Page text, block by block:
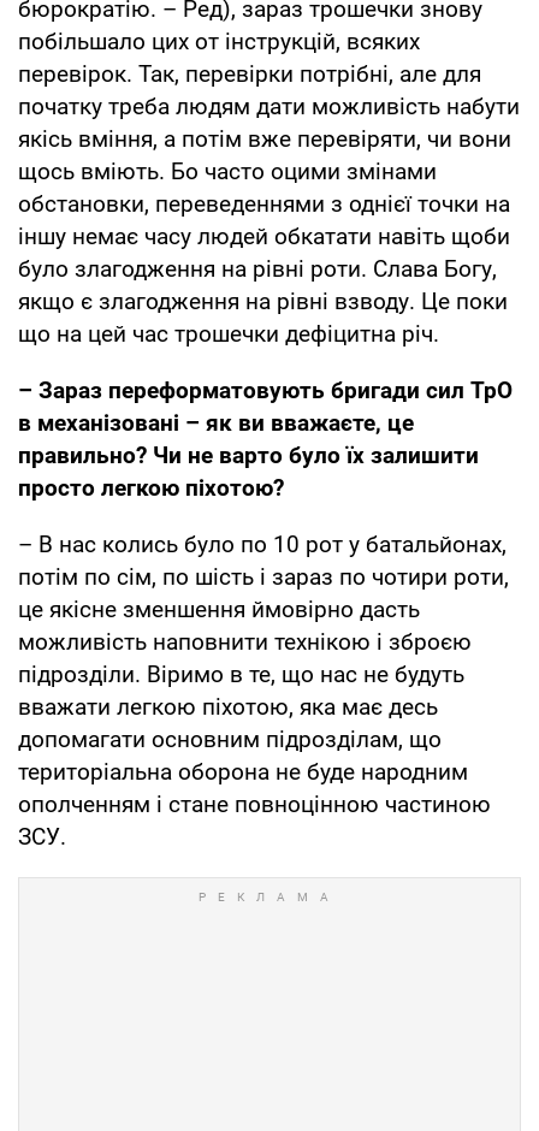
бюрократію. – Ред), зараз трошечки знову
побільшало цих от інструкцій, всяких
перевірок. Так, перевірки потрібні, але для
початку треба людям дати можливість набути
якісь вміння, а потім вже перевіряти, чи вони
щось вміють. Бо часто оцими змінами
обстановки, переведеннями з однієї точки на
іншу немає часу людей обкатати навіть щоби
було злагодження на рівні роти. Слава Богу,
якщо є злагодження на рівні взводу. Це поки
що на цей час трошечки дефіцитна річ.
– Зараз переформатовують бригади сил ТрО
в механізовані – як ви вважаєте, це
правильно? Чи не варто було їх залишити
просто легкою піхотою?
– В нас колись було по 10 рот у батальйонах,
потім по сім, по шість і зараз по чотири роти,
це якісне зменшення ймовірно дасть
можливість наповнити технікою і зброєю
підрозділи. Віримо в те, що нас не будуть
вважати легкою піхотою, яка має десь
допомагати основним підрозділам, що
територіальна оборона не буде народним
ополченням і стане повноцінною частиною
ЗСУ.